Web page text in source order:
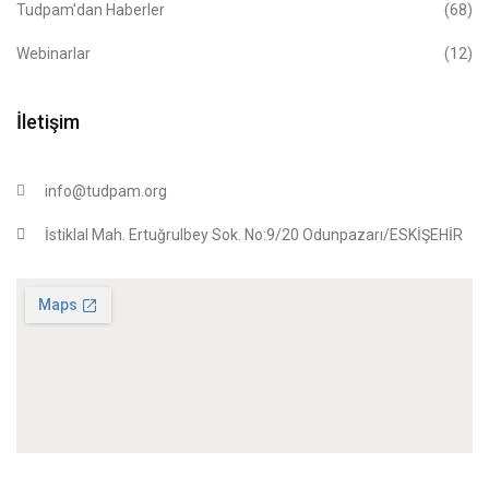
Tudpam'dan Haberler (68)
Webinarlar (12)
İletişim
info@tudpam.org
İstiklal Mah. Ertuğrulbey Sok. No:9/20 Odunpazarı/ESKİŞEHİR